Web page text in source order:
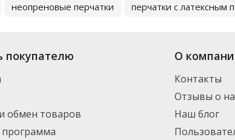
неопреновые перчатки перчатки с латексным
обмен товаров
программа
О
Контакты
Отзывы о
Наш блог